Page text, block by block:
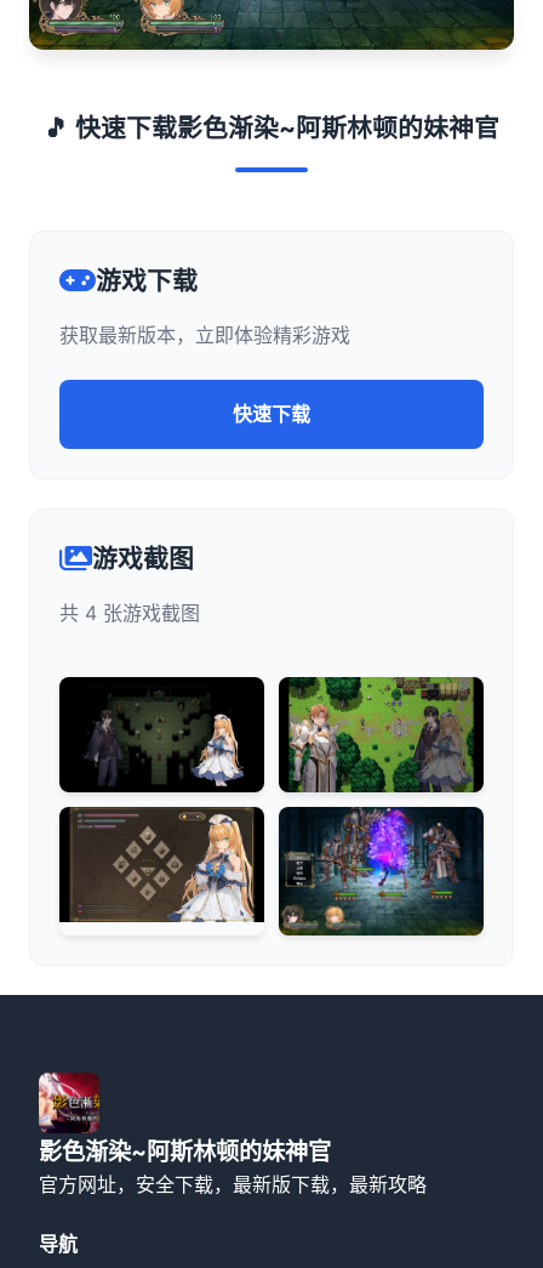
🎵 快速下载影色渐染~阿斯林顿的妹神官
游戏下载
获取最新版本，立即体验精彩游戏
快速下载
游戏截图
共 4 张游戏截图
影色渐染~阿斯林顿的妹神官
官方网址，安全下载，最新版下载，最新攻略
导航